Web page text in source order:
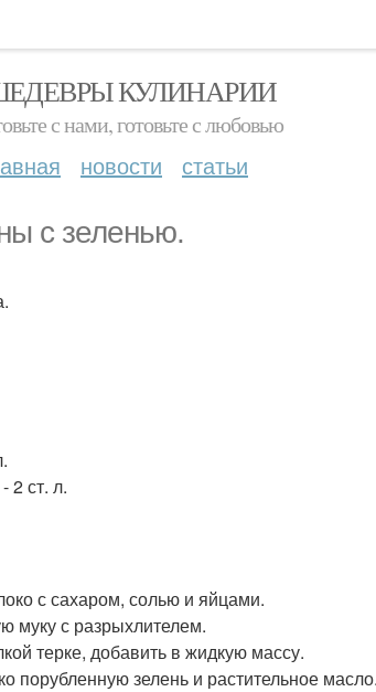
КУЛИНАРИИ
с нами, готовьте с любовью
новости статьи
с зеленью.
2 ст. л.
с сахаром, солью и яйцами.
муку с разрыхлителем.
терке, добавить в жидкую массу.
порубленную зелень и растительное